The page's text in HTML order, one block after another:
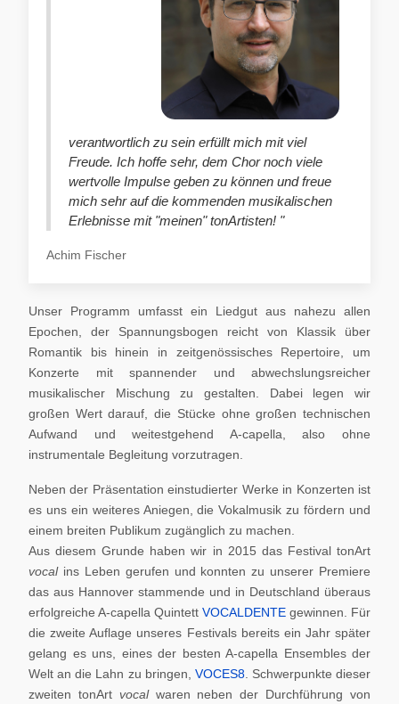
verantwortlich zu sein erfüllt mich mit viel
Freude. Ich hoffe sehr, dem Chor noch viele
wertvolle Impulse geben zu können und freue
mich sehr auf die kommenden musikalischen
Erlebnisse mit "meinen" tonArtisten! "
Achim Fischer
Unser Programm umfasst ein Liedgut aus nahezu allen
Epochen, der Spannungsbogen reicht von Klassik über
Romantik bis hinein in zeitgenössisches Repertoire, um
Konzerte mit spannender und abwechslungsreicher
musikalischer Mischung zu gestalten. Dabei legen wir
großen Wert darauf, die Stücke ohne großen technischen
Aufwand und weitestgehend A-capella, also ohne
instrumentale Begleitung vorzutragen.
Neben der Präsentation einstudierter Werke in Konzerten ist
es uns ein weiteres Aniegen, die Vokalmusik zu fördern und
einem breiten Publikum zugänglich zu machen.
Aus diesem Grunde haben wir in 2015 das Festival tonArt
vocal ins Leben gerufen und konnten zu unserer Premiere
das aus Hannover stammende und in Deutschland überaus
erfolgreiche A-capella Quintett VOCALDENTE gewinnen. Für
die zweite Auflage unseres Festivals bereits ein Jahr später
gelang es uns, eines der besten A-capella Ensembles der
Welt an die Lahn zu bringen, VOCES8. Schwerpunkte dieser
zweiten tonArt vocalwaren neben der Durchführung von